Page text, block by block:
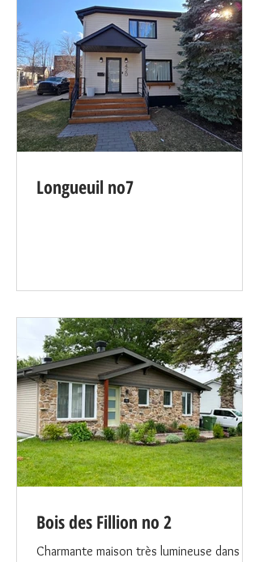
Longueuil no7
Bois des Fillion no 2
Charmante maison très lumineuse dans un